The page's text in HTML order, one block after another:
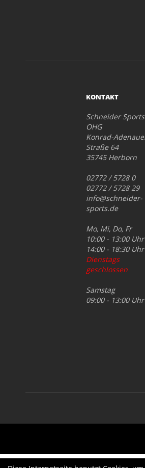
KONTAKT
Schneider Sports
OHG
Konrad-
Straße 64
35745 Herborn
02772 / 5728 0
02772 / 5728 29
info@schneider-
sports.de
Mo, Mi, Do, Fr
10:00 - 13:00 Uhr
14:00 - 18:30 Uhr
Dienstags
geschlossen
Samstag
09:00 - 13:00 Uhr